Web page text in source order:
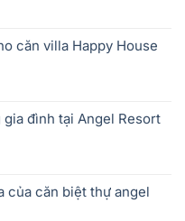
căn villa Happy House
đình tại Angel Resort
của căn biệt thự angel